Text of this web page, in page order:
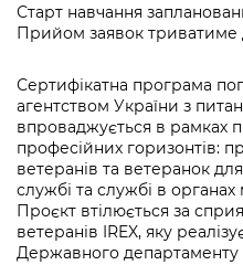
Промисловість і
Kyiv International
Річні звіти
Гендерна політика
Безбар'єрність
Пам'ятки культурної
Портал Захисників та
Безбар'єрність
Портал послуг
Міський застосунок
Уряд» – місцевий
Важливе під час
Інформація для
Про відкриті дані
Портал даних Києва
Публічні дашборди
Старт навчання
Прийом заявок триватиме
Сертифікатна програма
агентством України з
впроваджується в рамках
професійних горизонтів:
ветеранів та ветеранок
службі та службі в
Проєкт втілюється за
ветеранів IREX, яку
Державного